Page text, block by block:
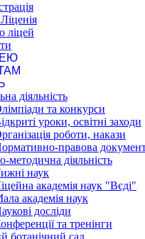
ліцей
діяльність
та конкурси
уроки, освітні заходи
роботи, накази
правова
методична діяльність
наук
академія наук "Вєді"
академія наук
досліди
та тренінги